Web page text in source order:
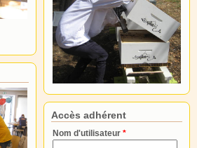
Accès adhérent
Nom d'utilisateur *